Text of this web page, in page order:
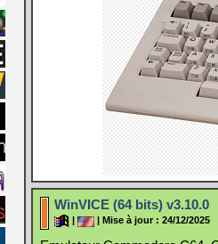
WinVICE (64 bits) v3.10.0
| Mise à jour : 24/12/2025